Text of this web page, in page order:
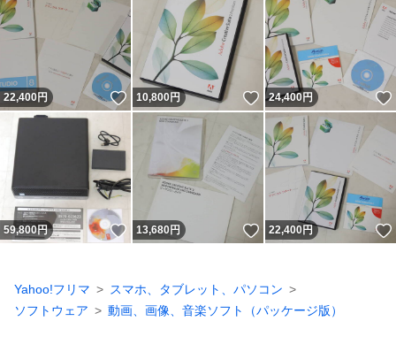
22,400円 いいね！
10,800円 いいね！
24,400円
59,800円 いいね！
13,680円 いいね！
22,400円
Yahoo!フリマ
スマホ、タブレット、パソコン
ソフトウェア
動画、画像、音楽ソフト（パッケージ版）